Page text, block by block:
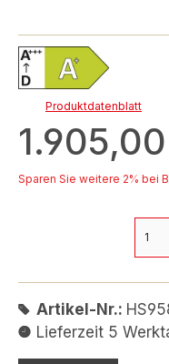
Produktdatenblatt
Sparen Sie weitere 2% bei
Artikel-Nr.:
Lieferzeit 5